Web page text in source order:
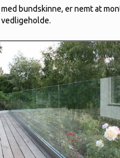
bundskinne, er nemt at